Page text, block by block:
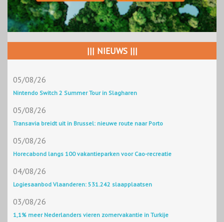
||| NIEUWS |||
05/08/26
Nintendo Switch 2 Summer Tour in Slagharen
05/08/26
Transavia breidt uit in Brussel: nieuwe route naar Porto
05/08/26
Horecabond langs 100 vakantieparken voor Cao-recreatie
04/08/26
Logiesaanbod Vlaanderen: 531.242 slaapplaatsen
03/08/26
1,1% meer Nederlanders vieren zomervakantie in Turkije